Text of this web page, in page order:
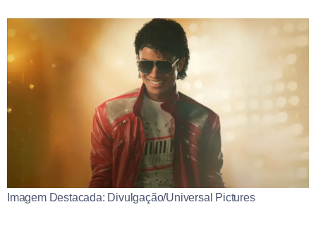
Imagem Destacada: Divulgação/Universal Pictures